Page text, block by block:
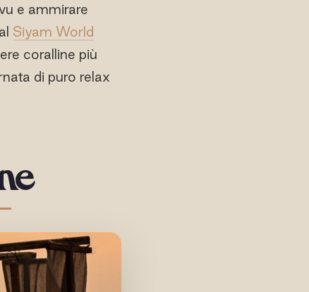
e ammirare
Siyam World
coralline più
di puro relax